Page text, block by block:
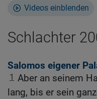
Videos einblenden
Schlachter
Salomos eigener
1 Aber an seinem
lang, bis er sein